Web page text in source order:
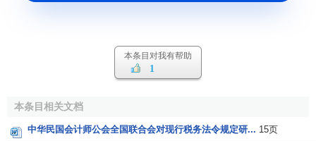
《公司法》的相关规定，ACCA会员被授权从事
和破产执行等方面的工作，其资格也已经得到
以及许多国家公司法的承认。ACCA为欧洲会计专家协会
（FEE）、亚太会计师联合会（CAPA）和加勒比特许会计师
（IASC）的创始成员和国际会计师联合会（IFAC）的成员。
本条目对我有帮助
1
本条目相关文档
中华民国会计师公会全国联合会对现行税务法令规定研... 15页